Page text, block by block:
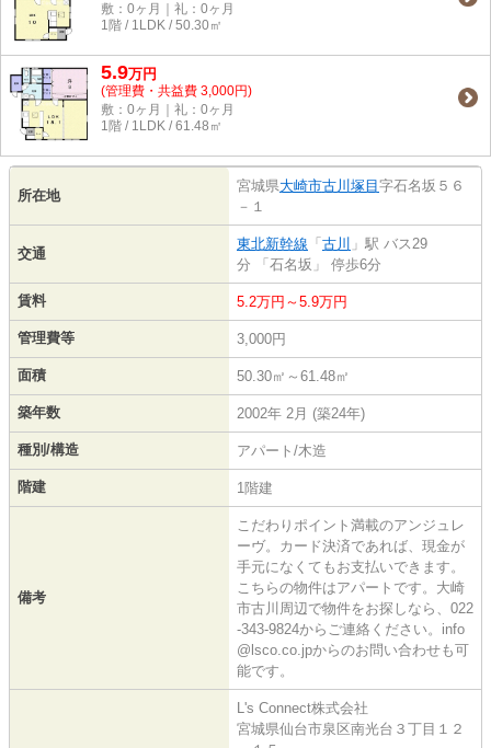
敷：0ヶ月｜礼：0ヶ月
1階 / 1LDK / 50.30㎡
5.9万円
(管理費・共益費 3,000円)
敷：0ヶ月｜礼：0ヶ月
1階 / 1LDK / 61.48㎡
所在地
宮城県大崎市古川塚目 字石名坂５６
－１
交通
東北新幹線 「 古川 」駅 バス29
分 「石名坂」 停歩6分
賃料 5.2万円～5.9万円
管理費等 3,000円
面積 50.30㎡～61.48㎡
築年数 2002年 2月 (築24年)
種別/構造 アパート/木造
階建 1階建
備考
こだわりポイント満載のアンジュレ
ーヴ。カード決済であれば、現金が
手元になくてもお支払いできます。
こちらの物件はアパートです。大崎
市古川周辺で物件をお探しなら、022
-343-9824からご連絡ください。info
@lsco.co.jpからのお問い合わせも可
能です。
L's Connect株式会社
宮城県仙台市泉区南光台３丁目１２